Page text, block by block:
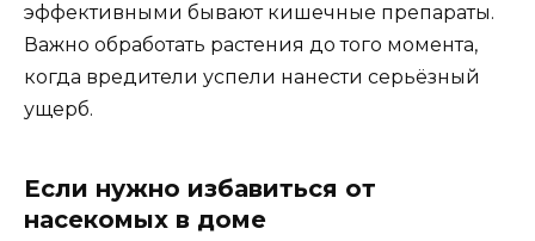
эффективными бывают кишечные препараты.
Важно обработать растения до того момента,
когда вредители успели нанести серьёзный
ущерб.
Если нужно избавиться от
насекомых в доме